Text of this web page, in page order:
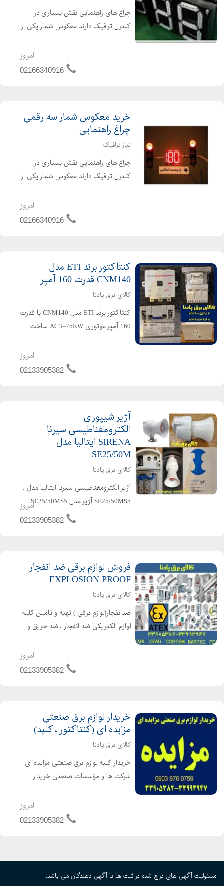
چراغ های راهنمایی نقش بسیاری در
کنترل ترافیک دارند معکوس شمار یکی از
کار اصلی چراغ راهنمایی کنترل عبور و
مرور وسایل های نقلیه می باشد که در چه
امروز
02166340916
خرید معکوس شمار سه رقمی
چراغ راهنمایی
نیاز ترافیک
چراغ های راهنمایی نقش بسیاری در
کنترل ترافیک دارند معکوس شمار یکی از
کار اصلی چراغ راهنمایی کنترل عبور و
مرور وسایل های نقلیه می باشد که در چه
امروز
02166340916
کنتاکتور برند ETI مدل
CNM140 قدرت 160 آمپر
کالای برق پادنا
کنتاکتور برند ETI مدل CNM140 با قدرت
160 آمپر موتوری AC3=75KW ساخت
خوشنام RADE KONCAR می باشد که با
امروز
02133905382
آژیر شیپوری
الکترومغناطیسی سیرنا
SIRENA ایتالیا مدل
SE25/50M
کالای برق پادنا
آژیر الکترومغناطیسی سیرنا ایتالیا مدل :
SE25/50MS5 آژیر مدل SE25/50MS5
SIRENA شرکت SIRENA ایتالیا دارای 5
امروز
02133905382
فروش لوازم برقی ضد انفجار
EXPLOSION PROOF
کالای برق پادنا
ضدانفجار(لوازم برقی ) تهیه و تامین کلیه
لوازم الکتریکی ضد انفجار ، ضد حریق و
های دنیا مانند:STAHL , FEAM , WALL
SAL, CEAG , CORTEM , GEWISS ,
امروز
02133905382
خریدار لوازم برق صنعتی
مزایده ای (کنتاکتور ، کلید)
کالای برق پادنا
خریدار کلیه لوازم برق صنعتی مزایده ای
شرکت ها و مؤسسات صنعتی خریدار
خریدار لوازم برق صنعتی ته انباری خریدار
اجناس مزایده ای شامل : انواع کنتاکتور
امروز
02133905382
مسئولیت آگهی های درج شده در ثبت ها با آگهی دهندگان می باشد.